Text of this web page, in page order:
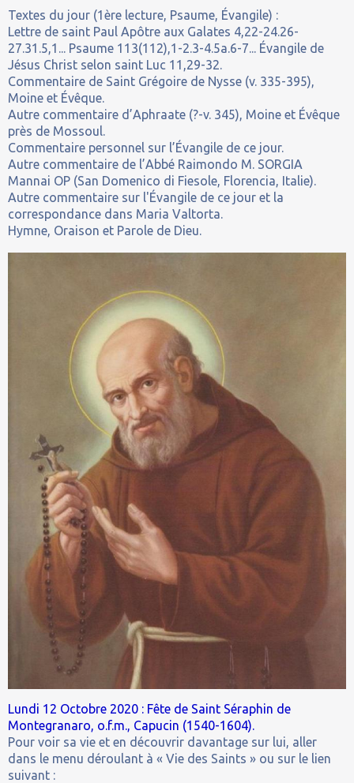
Textes du jour (1ère lecture, Psaume, Évangile) :
Lettre de saint Paul Apôtre aux Galates 4,22-24.26-
27.31.5,1... Psaume 113(112),1-2.3-4.5a.6-7... Évangile de
Jésus Christ selon saint Luc 11,29-32.
Commentaire de Saint Grégoire de Nysse (v. 335-395),
Moine et Évêque.
Autre commentaire d’Aphraate (?-v. 345), Moine et Évêque
près de Mossoul.
Commentaire personnel sur l’Évangile de ce jour.
Autre commentaire de l’Abbé Raimondo M. SORGIA
Mannai OP (San Domenico di Fiesole, Florencia, Italie).
Autre commentaire sur l'Évangile de ce jour et la
correspondance dans Maria Valtorta.
Hymne, Oraison et Parole de Dieu.
Lundi 12 Octobre 2020 : Fête de Saint Séraphin de
Montegranaro, o.f.m., Capucin (1540-1604).
Pour voir sa vie et en découvrir davantage sur lui, aller
dans le menu déroulant à « Vie des Saints » ou sur le lien
suivant :